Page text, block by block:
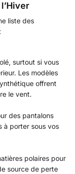
liste des
surtout si vous
Les modèles
offrent
le vent.
des pantalons
à porter sous vos
polaires pour
source de perte